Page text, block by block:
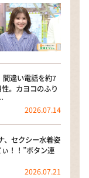
間違い電話を約7
。カヨコのふり
2026.07.14
、セクシー水着姿
！！”ボタン連
2026.07.21